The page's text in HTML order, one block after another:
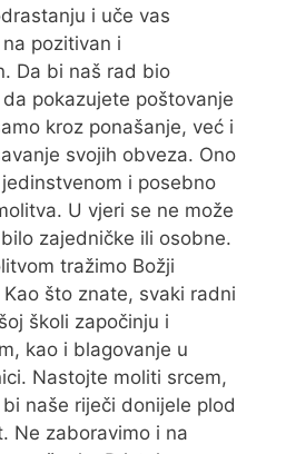
i uče vas
pozitivan i
Da bi naš rad bio
pokazujete poštovanje
kroz ponašanje, već i
svojih obveza. Ono
i posebno
U vjeri se ne može
zajedničke ili osobne.
tražimo Božji
što znate, svaki radni
školi započinju i
kao i blagovanje u
Nastojte moliti srcem,
naše riječi donijele plod
Ne zaboravimo i na